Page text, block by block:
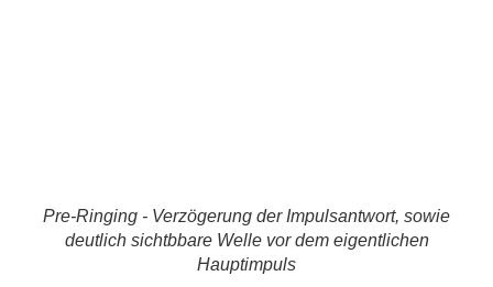
Pre-Ringing - Verzögerung der Impulsantwort, sowie
deutlich sichtbbare Welle vor dem eigentlichen
Hauptimpuls